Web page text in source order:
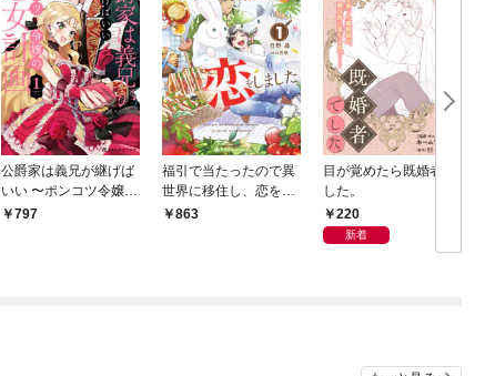
公爵家は義兄が継げば
いい 〜ポンコツ令嬢の
悪女計画〜 1【電子限
797
福引で当たったので異
世界に移住し、恋をし
ました（1）【電子限
863
目が覚めたら既婚者で
した。
220
新着